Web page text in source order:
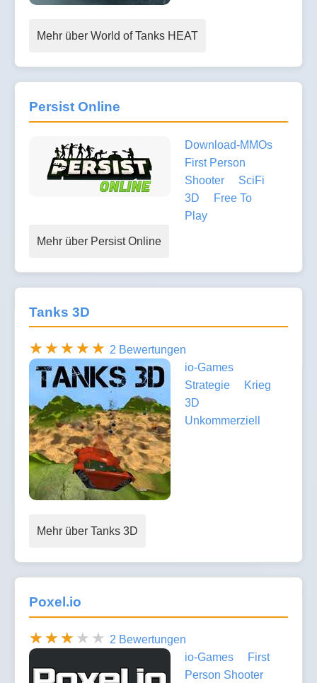
Mehr über World of Tanks HEAT
Persist Online
Download-MMOs
First Person
Shooter
SciFi
3D
Free To
Play
Mehr über Persist Online
Tanks 3D
2 Bewertungen
io-Games
Strategie
Krieg
3D
Unkommerziell
Mehr über Tanks 3D
Poxel.io
2 Bewertungen
io-Games
First
Person Shooter